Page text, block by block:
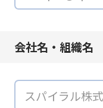
会社名・組織名